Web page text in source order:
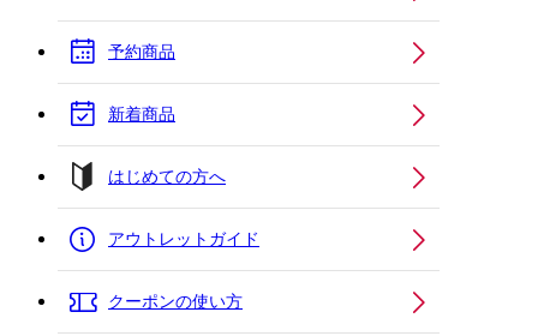
予約商品
新着商品
はじめての方へ
アウトレットガイド
クーポンの使い方